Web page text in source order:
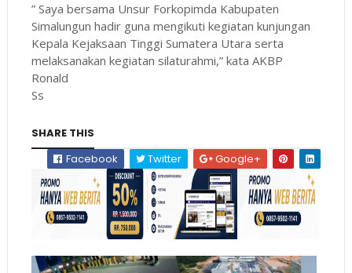
” Saya bersama Unsur Forkopimda Kabupaten
Simalungun hadir guna mengikuti kegiatan kunjungan
Kepala Kejaksaan Tinggi Sumatera Utara serta
melaksanakan kegiatan silaturahmi,” kata AKBP
Ronald
Ss
SHARE THIS
Facebook
Twitter Google+